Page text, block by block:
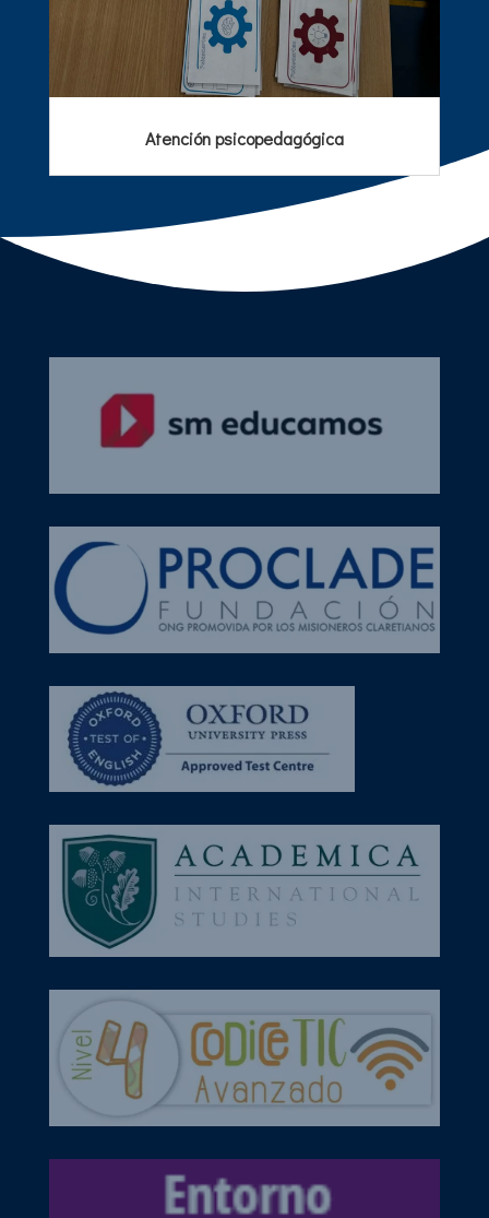
Atención psicopedagógica